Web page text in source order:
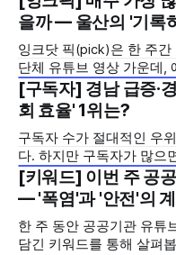
고 친근하게 알리기 위해
있는 규제 정책을, 빙판 위
모두 갖춘 김길리 선수의
니다. '빠르지만
2026년 7월 5주
을까 — 울산의 '기록
잉크닷 픽(pick)은 한 주간
단체 유튜브 영상 가운데,
시도와 의미를 들여다보
오르지는 못했지만, 다른
를 소개합니다. 이번 주는 특정 영상 한 편이 아니라, 채널 하나
의 '변화'를 이야기하려
2026년 7월 5주
[구독자] 경남 급증·
회 효율' 1위는?
구독자 수가 절대적인 우
다. 하지만 구독자가 많으
아집니다. 소통은 곧 채널
자를 확보하기보다는 소
다수 확보하길 바라는 마
단체 유튜브 채널의 구독자를
기관과 광역자치단체 유
2026년 7월 5주
[키워드] 이번 주 공
— '폭염'과 '안전'의
한 주 동안 공공기관 유튜
담긴 키워드를 통해 살펴